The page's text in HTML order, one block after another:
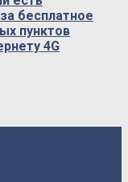
бесплатное
пунктов
4G